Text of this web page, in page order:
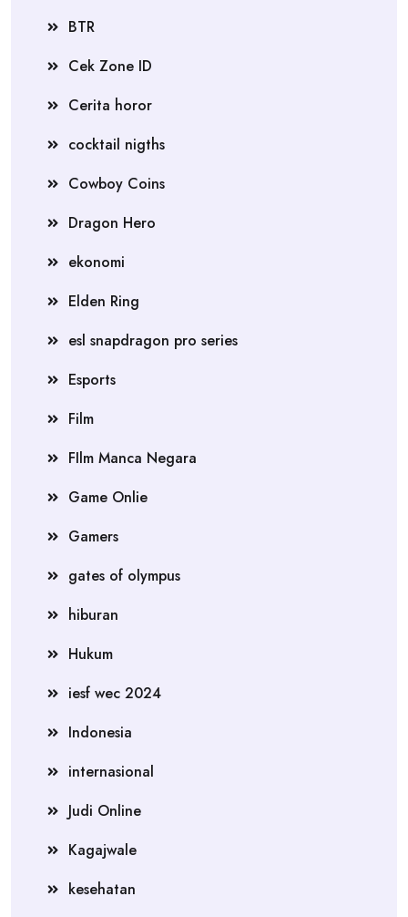
BTR
Cek Zone ID
Cerita horor
cocktail nigths
Cowboy Coins
Dragon Hero
ekonomi
Elden Ring
esl snapdragon pro series
Esports
Film
FIlm Manca Negara
Game Onlie
Gamers
gates of olympus
hiburan
Hukum
iesf wec 2024
Indonesia
internasional
Judi Online
Kagajwale
kesehatan